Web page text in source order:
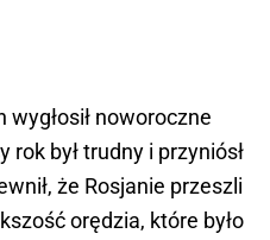
wygłosił noworoczne
rok był trudny i przyniósł
że Rosjanie przeszli
orędzia, które było